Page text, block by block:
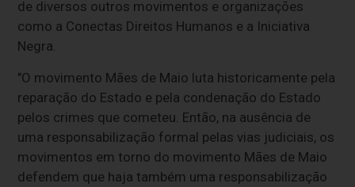
de diversos outros movimentos e organizações
como a Conectas Direitos Humanos e a Iniciativa
Negra.
"O movimento Mães de Maio luta historicamente pela
reparação do Estado e pela condenação do Estado
pelos crimes que cometeu. Então, na ausência de
uma responsabilização formal pelas vias judiciais, os
movimentos em torno do movimento Mães de Maio
defendem que haja também uma responsabilização